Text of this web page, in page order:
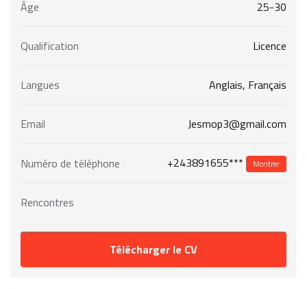
Âge 25-30
Qualification Licence
Langues Anglais, Français
Email Jesmop3@gmail.com
Numéro de téléphone +243891655*** Montrer
Rencontres
Télécharger le CV